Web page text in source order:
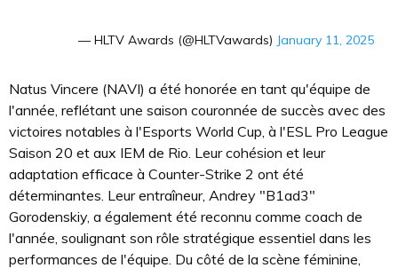
— HLTV Awards (@HLTVawards) January 11, 2025
Natus Vincere (NAVI) a été honorée en tant qu'équipe de
l'année, reflétant une saison couronnée de succès avec des
victoires notables à l'Esports World Cup, à l'ESL Pro League
Saison 20 et aux IEM de Rio. Leur cohésion et leur
adaptation efficace à Counter-Strike 2 ont été
déterminantes. Leur entraîneur, Andrey "B1ad3"
Gorodenskiy, a également été reconnu comme coach de
l'année, soulignant son rôle stratégique essentiel dans les
performances de l'équipe. Du côté de la scène féminine,